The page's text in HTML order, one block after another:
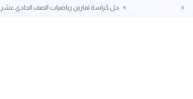
حل كراسة تمارين رياضيات الصف الحادي عشر علمي الفصل